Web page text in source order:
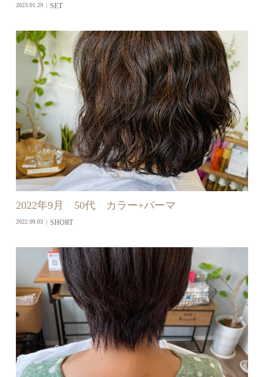
2023.01.29 SET
2022年9月 50代 カラー+パーマ
2022.09.03 SHORT